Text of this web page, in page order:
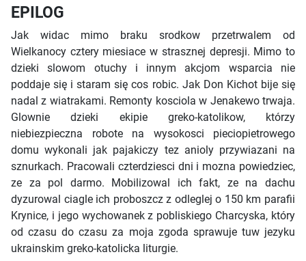
EPILOG
Jak widac mimo braku srodkow przetrwalem od
Wielkanocy cztery miesiace w strasznej depresji. Mimo to
dzieki slowom otuchy i innym akcjom wsparcia nie
poddaje się i staram się cos robic. Jak Don Kichot bije się
nadal z wiatrakami. Remonty kosciola w Jenakewo trwaja.
Glownie dzieki ekipie greko-katolikow, którzy
niebiezpieczna robote na wysokosci pieciopietrowego
domu wykonali jak pajakiczy tez anioly przywiazani na
sznurkach. Pracowali czterdziesci dni i mozna powiedziec,
ze za pol darmo. Mobilizowal ich fakt, ze na dachu
dyzurowal ciagle ich proboszcz z odleglej o 150 km parafii
Krynice, i jego wychowanek z pobliskiego Charcyska, który
od czasu do czasu za moja zgoda sprawuje tuw jezyku
ukrainskim greko-katolicka liturgie.